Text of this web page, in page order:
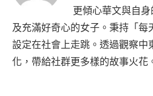
更傾心華文與自
及充滿好奇心的女子。秉持「每
設定在社會上走跳。透過觀察中
化，帶給社群更多樣的故事火花